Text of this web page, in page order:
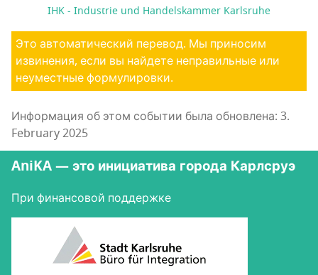
IHK - Industrie und Handelskammer Karlsruhe
Это автоматический перевод. Мы приносим
извинения, если вы найдете неправильные или
неуместные формулировки.
Информация об этом событии была обновлена: 3.
February 2025
AniKA — это инициатива города Карлсруэ
При финансовой поддержке